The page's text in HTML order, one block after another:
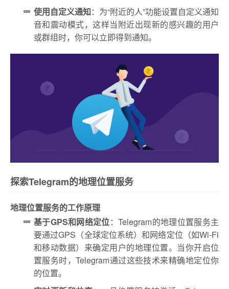
使用自定义通知：为“附近的人”功能设置自定义通知
音和震动模式，这样当附近出现新的感兴趣的用户
或群组时，你可以立即得到通知。
探索Telegram的地理位置服务
地理位置服务的工作原理
基于GPS和网络定位：Telegram的地理位置服务主
要通过GPS（全球定位系统）和网络定位（如Wi-Fi
和移动数据）来确定用户的地理位置。当你开启位
置服务时，Telegram通过这些技术来精确地定位你
的位置。